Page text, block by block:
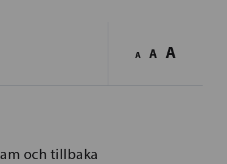
A A A
och tillbaka